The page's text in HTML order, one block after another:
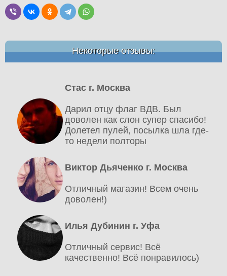
Некоторые отзывы:
Стас г. Москва
Дарил отцу флаг ВДВ. Был
доволен как слон супер спасибо!
Долетел пулей, посылка шла где-
то недели полторы
Виктор Дьяченко г. Москва
Отличный магазин! Всем очень
доволен!)
Илья Дубинин г. Уфа
Отличный сервис! Всё
качественно! Всё понравилось)